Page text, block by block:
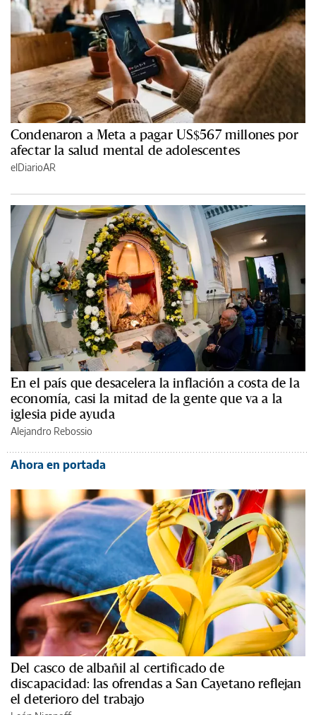
Condenaron a Meta a pagar US$567 millones por
afectar la salud mental de adolescentes
elDiarioAR
En el país que desacelera la inflación a costa de la
economía, casi la mitad de la gente que va a la
iglesia pide ayuda
Alejandro Rebossio
Ahora en portada
Del casco de albañil al certificado de
discapacidad: las ofrendas a San Cayetano reflejan
el deterioro del trabajo